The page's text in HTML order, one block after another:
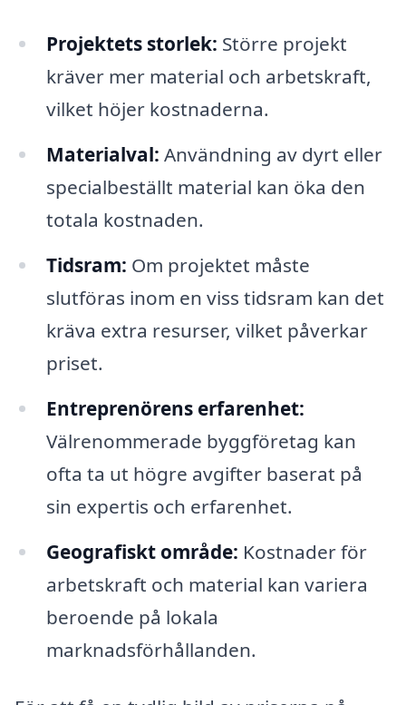
Projektets storlek: Större projekt
kräver mer material och arbetskraft,
vilket höjer kostnaderna.
Materialval: Användning av dyrt eller
specialbeställt material kan öka den
totala kostnaden.
Tidsram: Om projektet måste
slutföras inom en viss tidsram kan det
kräva extra resurser, vilket påverkar
priset.
Entreprenörens erfarenhet:
Välrenommerade byggföretag kan
ofta ta ut högre avgifter baserat på
sin expertis och erfarenhet.
Geografiskt område: Kostnader för
arbetskraft och material kan variera
beroende på lokala
marknadsförhållanden.